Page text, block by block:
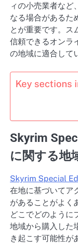
ィの小売業者など
なる場合があるた
とが重要です。ス
信頼できるオンラ
の地域に適合して
Key sections
Skyrim
に関する地
Skyrim Special
在地に基づいてア
があることがよく
どこでどのように
地域から購入した
き起こす可能性が